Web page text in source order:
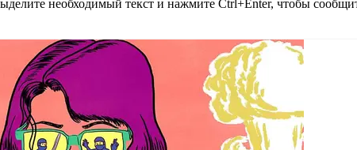
необходимый текст и нажмите Ctrl+Enter, чтобы